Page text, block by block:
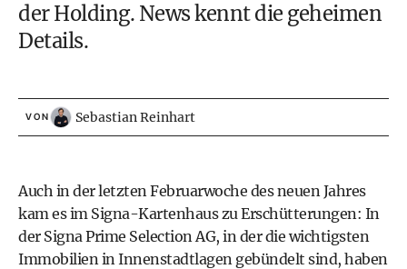
der Holding. News kennt die geheimen
Details.
VON Sebastian Reinhart
Auch in der letzten Februarwoche des neuen Jahres
kam es im Signa-Kartenhaus zu Erschütterungen: In
der Signa Prime Selection AG, in der die wichtigsten
Immobilien in Innenstadtlagen gebündelt sind, haben